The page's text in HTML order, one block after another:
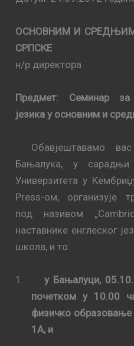
ОСНОВНИМ И
СРПСКЕ
н/р директора
Предмет: Семинар за
језика у основним и
Обавјештавамо
Бањалука, у
Универзитета у
Press-ом, организује
под називом
наставнике енглеског
школа, и то:
1.
у Бањалуци,
почетком у 10.00
физичко образовање
1А, и